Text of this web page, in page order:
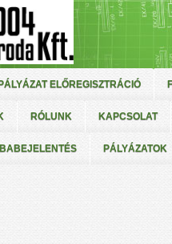
ELŐREGISZTRÁCIÓ
RÓLUNK KAPCSOLAT
PÁLYÁZATOK